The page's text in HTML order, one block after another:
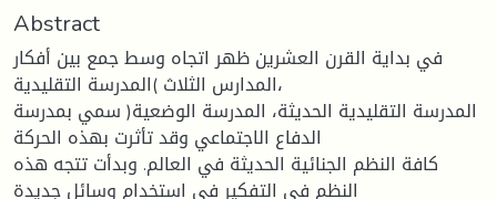
Abstract
في بداية القرن العشرين ظهر اتجاه وسط جمع بين أفكار
المدارس الثلاث )المدرسة التقليدية،
المدرسة التقليدية الحديثة، المدرسة الوضعية( سمي بمدرسة
الدفاع الاجتماعي وقد تأثرت بهذه الحركة
كافة النظم الجنائية الحديثة في العالم. وبدأت تتجه هذه
النظم في التفكير في استخدام وسائل جديدة